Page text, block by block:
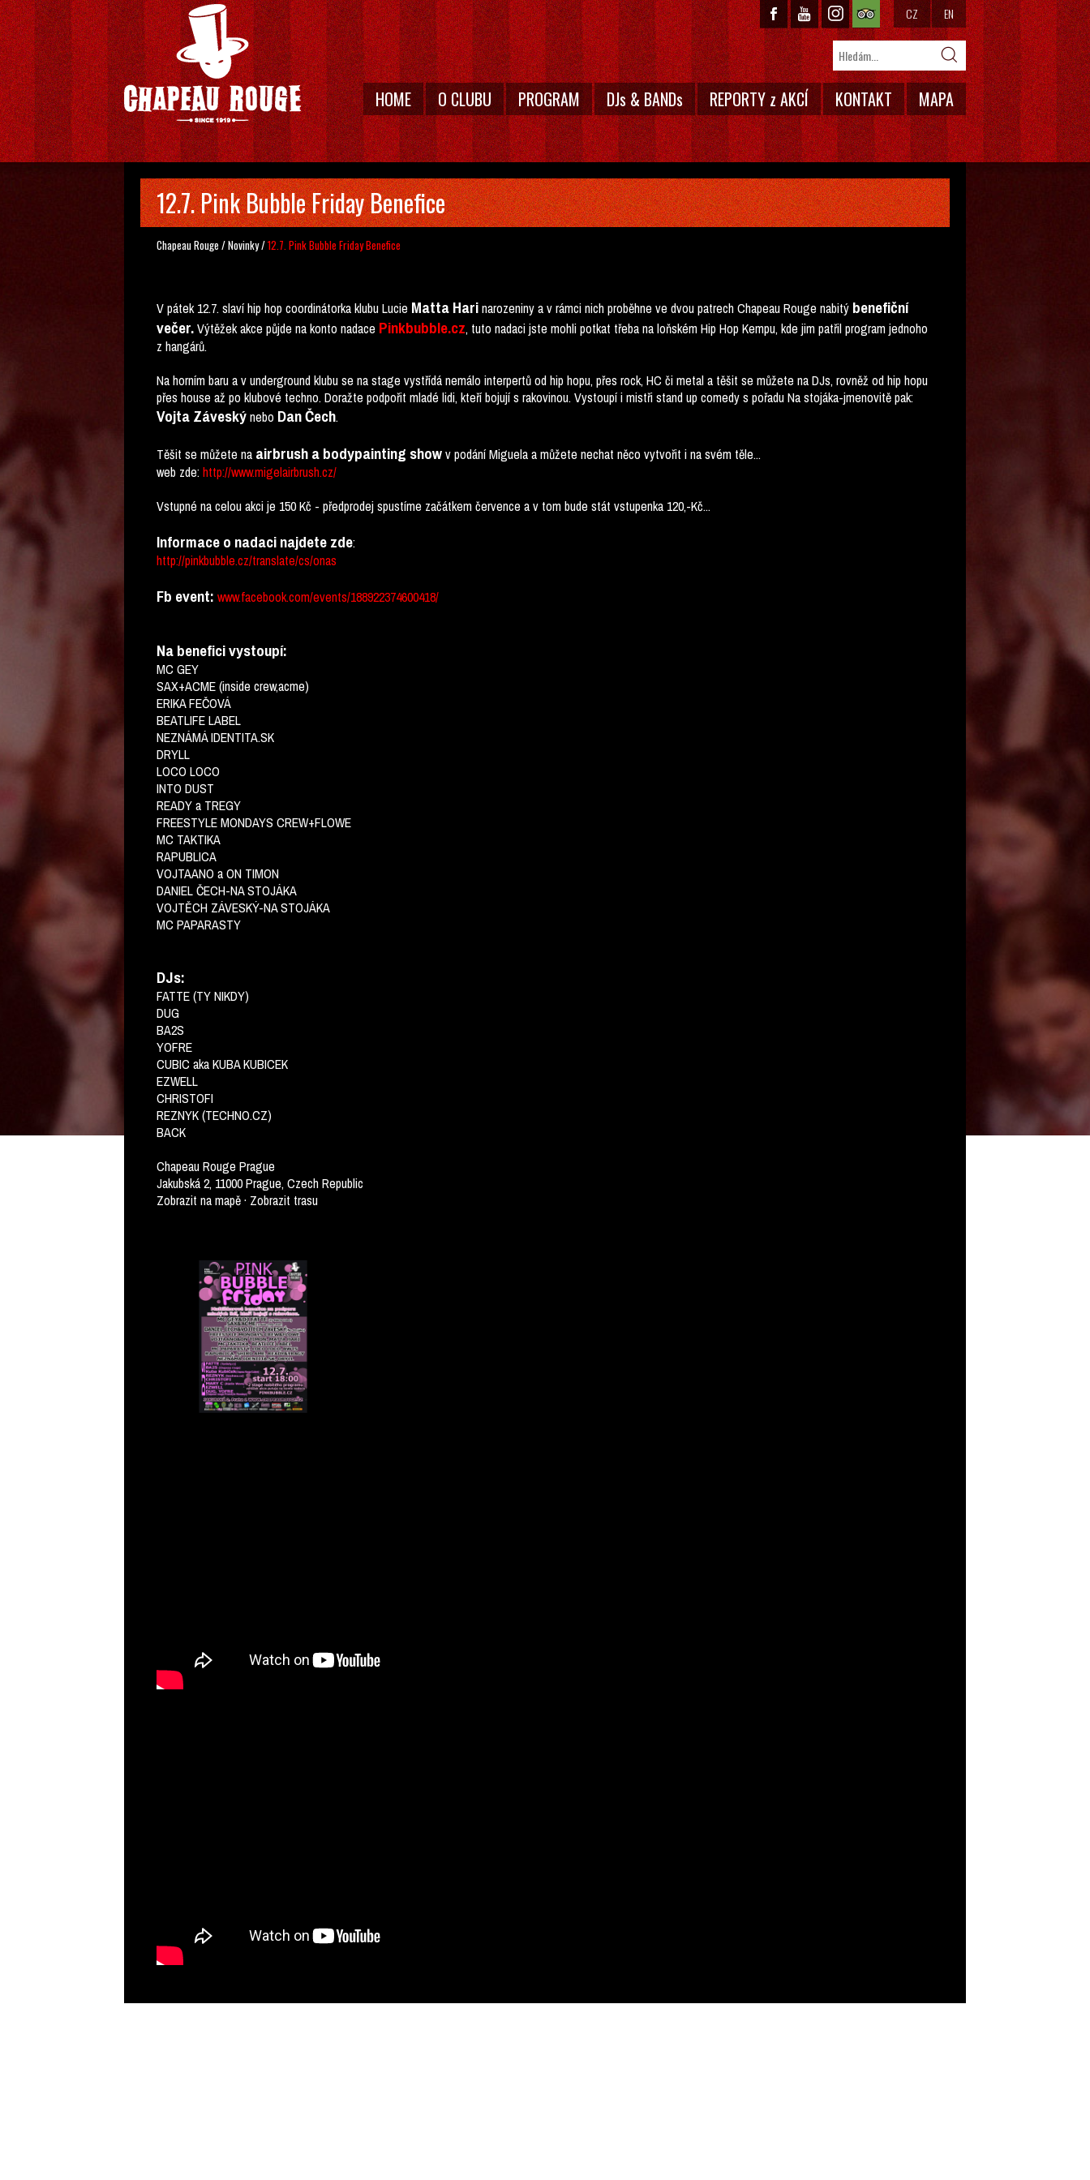
HOME O CLUBU PROGRAM DJs & BANDs REPORTY z AKCÍ KONTAKT MAPA
CZ EN
12.7. Pink Bubble Friday Benefice
Chapeau Rouge /Novinky/12.7. Pink Bubble Friday Benefice
V pátek 12.7. slaví hip hop coordinátorka klubu Lucie Matta Harinarozeniny a v rámci nich proběhne ve dvou patrech Chapeau Rouge nabitý benefiční
večer.Výtěžek akce půjde na konto nadace Pinkbubble.cz, tuto nadaci jste mohli potkat třeba na loňském Hip Hop Kempu, kde jim patřil program jednoho
z hangárů.
Na horním baru a v underground klubu se na stage vystřídá nemálo interpertů od hip hopu, přes rock, HC či metal a těšit se můžete na DJs, rovněž od hip hopu
přes house až po klubové techno. Doražte podpořit mladé lidi, kteří bojují s rakovinou. Vystoupí i mistři stand up comedy s pořadu Na stojáka-jmenovitě pak:
Vojta Záveskýnebo Dan Čech.
Těšit se můžete na airbrush a bodypainting showv podání Miguela a můžete nechat něco vytvořit i na svém těle...
web zde:http://www.migelairbrush.cz/
Vstupné na celou akci je 150 Kč - předprodej spustíme začátkem července a v tom bude stát vstupenka 120,-Kč...
Informace o nadaci najdete zde:
http://pinkbubble.cz/translate/cs/onas
Fb event: www.facebook.com/events/188922374600418/
Na benefici vystoupí:
MC GEY
SAX+ACME (inside crew,acme)
ERIKA FEČOVÁ
BEATLIFE LABEL
NEZNÁMÁ IDENTITA.SK
DRYLL
LOCO LOCO
INTO DUST
READY a TREGY
FREESTYLE MONDAYS CREW+FLOWE
MC TAKTIKA
RAPUBLICA
VOJTAANO a ON TIMON
DANIEL ČECH-NA STOJÁKA
VOJTĚCH ZÁVESKÝ-NA STOJÁKA
MC PAPARASTY
DJs:
FATTE (TY NIKDY)
DUG
BA2S
YOFRE
CUBIC aka KUBA KUBICEK
EZWELL
CHRISTOFI
REZNYK (TECHNO.CZ)
BACK
Chapeau Rouge Prague
Jakubská 2, 11000 Prague, Czech Republic
Zobrazit na mapě · Zobrazit trasu